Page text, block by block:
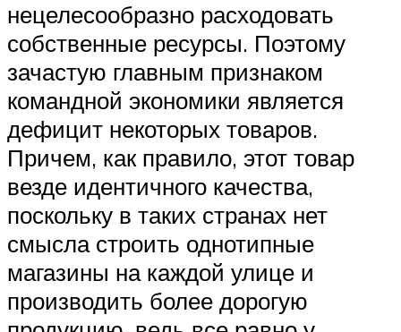
нецелесообразно расходовать
собственные ресурсы. Поэтому
зачастую главным признаком
командной экономики является
дефицит некоторых товаров.
Причем, как правило, этот товар
везде идентичного качества,
поскольку в таких странах нет
смысла строить однотипные
магазины на каждой улице и
производить более дорогую